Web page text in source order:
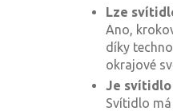
Lze
Ano,
díky
okrajové
Je svítidlo
Svítidlo